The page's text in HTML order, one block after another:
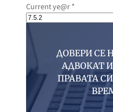
Current ye@r*
ДОВЕРИ СЕ
АДВОКАТ
ПРАВАТА